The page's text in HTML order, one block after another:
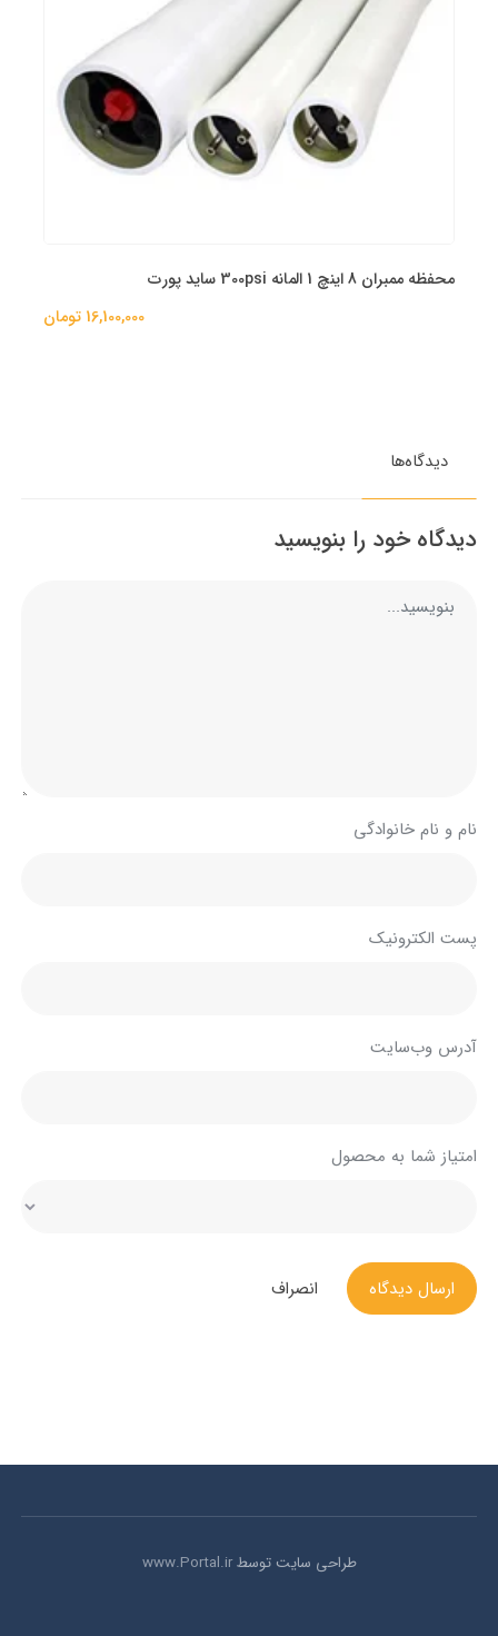
محفظه ممبران 8 اینچ 1 المانه 300psi ساید پورت
16,100,000 تومان
دیدگاه‌ها
دیدگاه خود را بنویسید
نام و نام خانوادگی
پست الکترونیک
آدرس وب‌سایت
امتیاز شما به محصول
ارسال دیدگاه انصراف
طراحی سایت توسطwww.Portal.ir